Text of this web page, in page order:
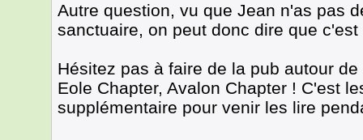
Autre question, vu que Jean n'as pas
sanctuaire, on peut donc dire que
Hésitez pas à faire de la pub autour
Eole Chapter, Avalon Chapter ! C'est
supplémentaire pour venir les lire